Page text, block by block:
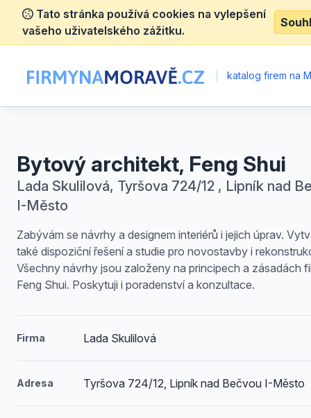
Tato stránka používá cookies na vylepšení
vašeho uživatelského zážitku.
katalog firem na
Bytový architekt, Feng Shui
Lada Skulilová, Tyršova 724/12 , Lipník nad
I-Město
Zabývám se návrhy a designem interiérů i jejich úprav.
také dispoziční řešení a studie pro novostavby i
Všechny návrhy jsou založeny na principech a zásadách
Feng Shui. Poskytuji i poradenství a konzultace.
Firma Lada Skulilová
Adresa Tyršova 724/12, Lipník nad Bečvou I-Město